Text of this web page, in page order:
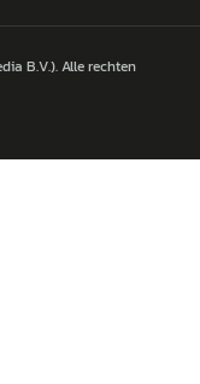
B.V.). Alle rechten